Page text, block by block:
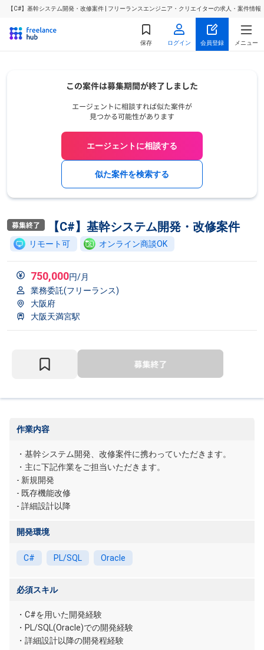
【C#】基幹システム開発・改修案件 | フリーランスエンジニア・クリエイターの求人・案件情報
保存 ログイン 会員登録 メニュー
エージェントに相談する
似た案件を検索する
【C#】基幹システム開発・改修案件
リモート可 オンライン商談OK
750,000円/月
業務委託(フリーランス)
大阪府
大阪天満宮駅
作業内容
・基幹システム開発、改修案件に携わっていただきます。
・主に下記作業をご担当いただきます。
- 新規開発
- 既存機能改修
- 詳細設計以降
開発環境
C# PL/SQL Oracle
必須スキル
・C#を用いた開発経験
・PL/SQL(Oracle)での開発経験
・詳細設計以降の開発程経験